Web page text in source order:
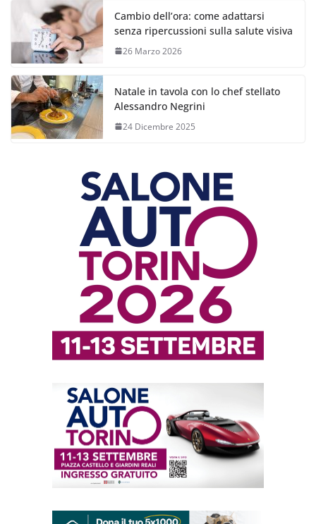
Cambio dell’ora: come adattarsi
senza ripercussioni sulla salute visiva
26 Marzo 2026
Natale in tavola con lo chef stellato
Alessandro Negrini
24 Dicembre 2025